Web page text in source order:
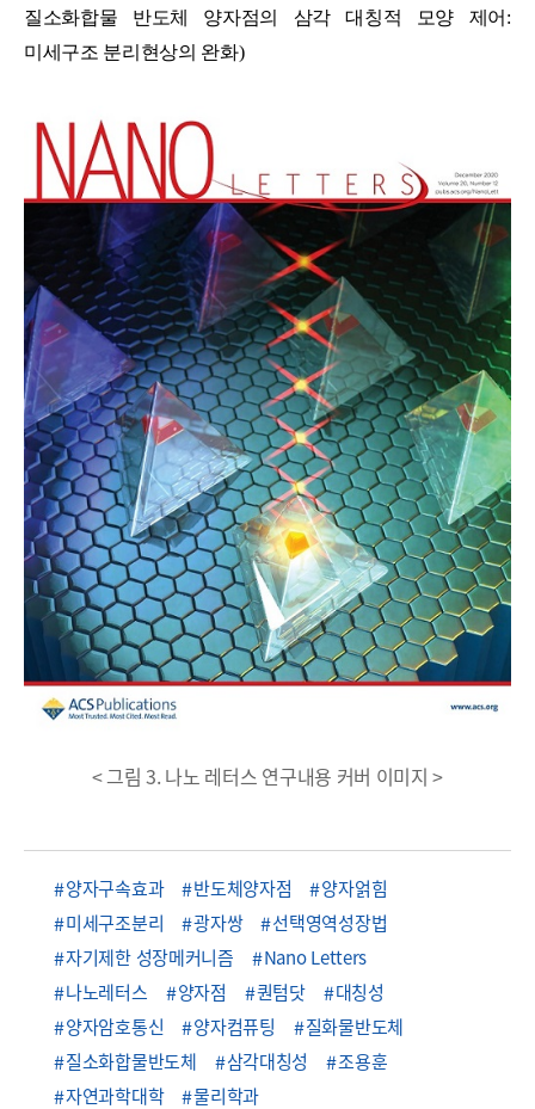
질소화합물 반도체 양자점의 삼각 대칭적 모양 제어 :
미세구조 분리현상의 완화)
< 그림 3. 나노 레터스 연구내용 커버 이미지 >
양자구속효과 반도체양자점
양자얽힘
미세구조분리
광자쌍
선택영역성장법
자기제한 성장메커니즘
Nano Letters
나노레터스
양자점 퀀텀닷
대칭성
양자암호통신
양자컴퓨팅
질화물반도체
질소화합물반도체
삼각대칭성
조용훈
자연과학대학
물리학과